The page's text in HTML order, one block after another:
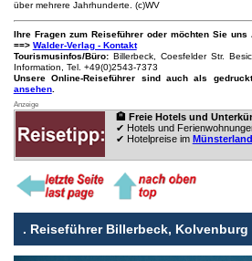
über mehrere Jahrhunderte. (c)WV
Ihre Fragen zum Reiseführer oder möchten Sie uns
==> Walder-Verlag - Kontakt
Tourismusinfos/Büro:Billerbeck, Coesfelder Str.
Information, Tel. +49(0)2543-7373
Unsere Online-Reiseführer sind auch als
ansehen.
Anzeige
🏨 Freie Hotels und
✔ Hotels und
✔ Hotelpreise im Münsterland
. Reiseführer Billerbeck,